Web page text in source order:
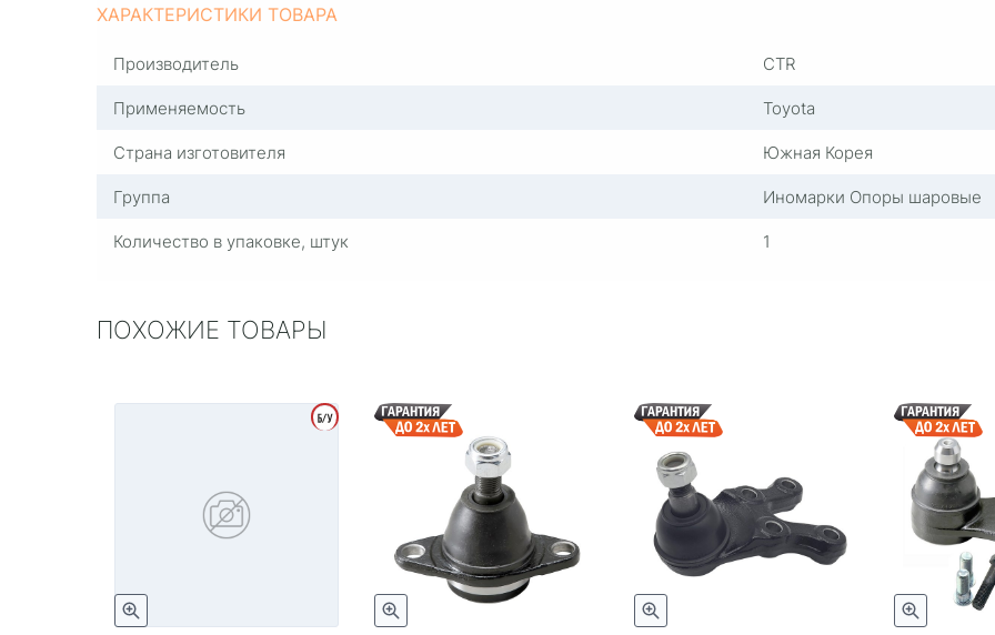
ХАРАКТЕРИСТИКИ ТОВАРА
Производитель
CTR
Применяемость
Toyota
Страна изготовителя
Южная Корея
Группа
Иномарки Опоры шаровые
Количество в упаковке, штук
1
ПОХОЖИЕ ТОВАРЫ